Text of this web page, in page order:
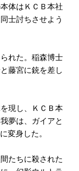
体はＫＣＢ本社
士討ちさせよう
れた。稲森博士
藤宮に銃を差し
現し、ＫＣＢ本
夢は、ガイアと
変身した。
たちに殺された